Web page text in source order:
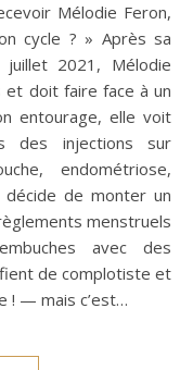
Mélodie Feron,
cycle ? » Après sa
2021, Mélodie
et doit faire face à un
entourage, elle voit
des injections sur
endométriose,
décide de monter un
menstruels
avec des
de complotiste et
! — mais c’est…